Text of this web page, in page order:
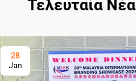
Τελευταία Νέα
28
Jan